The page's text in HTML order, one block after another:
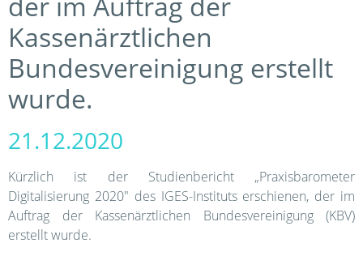
Kassenärztlichen
Bundesvereinigung erstellt
wurde.
21.12.2020
Kürzlich ist der Studienbericht „Praxisbarometer
Digitalisierung 2020" des IGES-Instituts erschienen, der im
Auftrag der Kassenärztlichen Bundesvereinigung (KBV)
erstellt wurde.